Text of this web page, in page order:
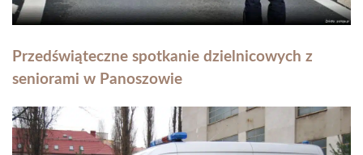
Przedświąteczne spotkanie dzielnicowych z
seniorami w Panoszowie